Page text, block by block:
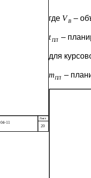
где –
–
для
–